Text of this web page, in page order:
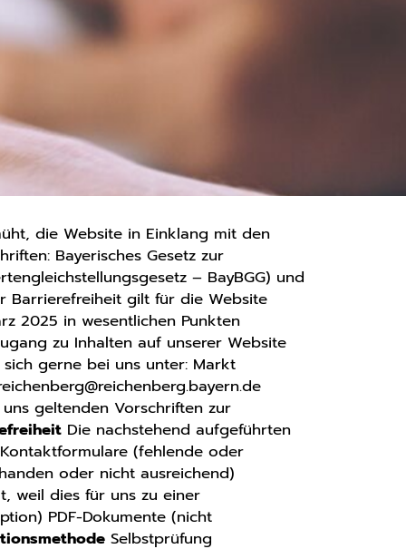
die Website in Einklang mit den
Bayerisches Gesetz zur
– BayBGG) und
Barrierefreiheit gilt für die Website
2025 in wesentlichen Punkten
zu Inhalten auf unserer Website
gerne bei uns unter: Markt
geltenden Vorschriften zur
Die nachstehend aufgeführten
(fehlende oder
oder nicht ausreichend)
weil dies für uns zu einer
PDF-Dokumente (nicht
Selbstprüfung